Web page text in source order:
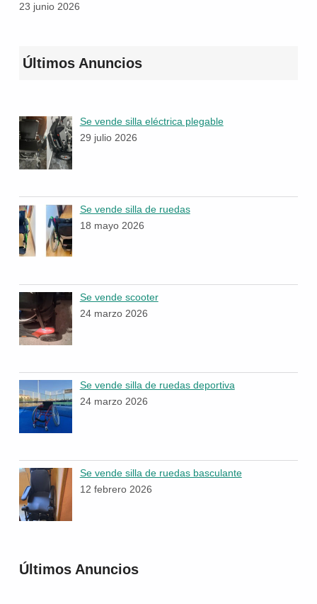
23 junio 2026
Últimos Anuncios
Se vende silla eléctrica plegable
29 julio 2026
Se vende silla de ruedas
18 mayo 2026
Se vende scooter
24 marzo 2026
Se vende silla de ruedas deportiva
24 marzo 2026
Se vende silla de ruedas basculante
12 febrero 2026
Últimos Anuncios